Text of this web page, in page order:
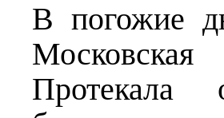
В погожие
Московская
Протекала